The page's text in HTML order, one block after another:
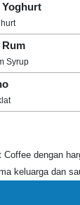
Yoghurt
Syrup
Coffee dengan
keluarga dan